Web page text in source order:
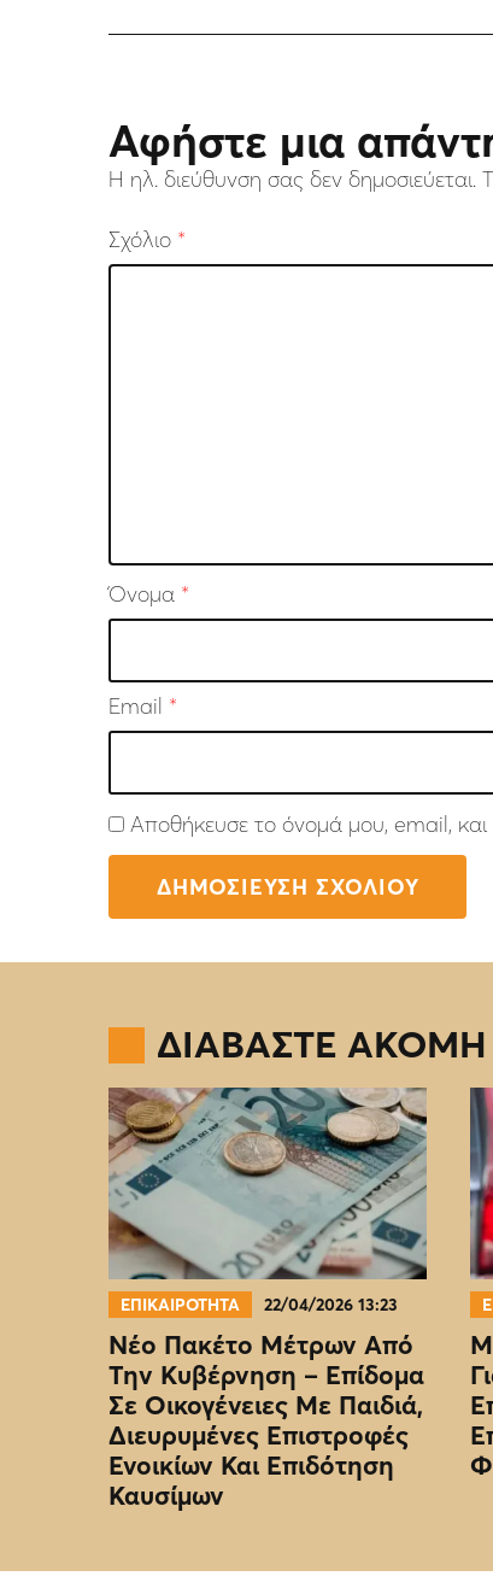
Αφήστε μια
Η ηλ. διεύθυνση σας δεν δημοσιεύεται.
Σχόλιο *
Όνομα *
Email *
Αποθήκευσε το όνομά μου, email,
ΔΙΑΒΑΣΤΕ ΑΚΟΜΗ
ΕΠΙΚΑΙΡΟΤΗΤΑ 22/04/2026 13:23
Νέο Πακέτο Μέτρων Από
Την Κυβέρνηση – Επίδομα
Σε Οικογένειες Με Παιδιά,
Διευρυμένες Επιστροφές
Ενοικίων Και Επιδότηση
Καυσίμων